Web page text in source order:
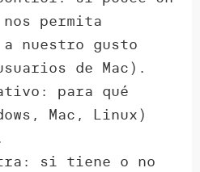
permita
nuestro gusto
de Mac).
para qué
Mac, Linux)
si tiene o no